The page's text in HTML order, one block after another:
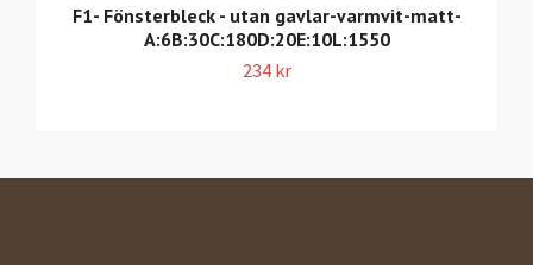
F1- Fönsterbleck - utan gavlar-varmvit-matt-
A:6B:30C:180D:20E:10L:1550
234 kr